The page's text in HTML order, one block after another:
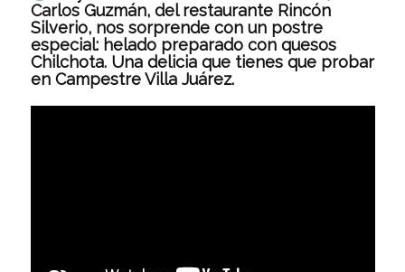
Carlos Guzmán, del restaurante Rincón
Silverio, nos sorprende con un postre
especial: helado preparado con quesos
Chilchota. Una delicia que tienes que probar
en Campestre Villa Juárez.